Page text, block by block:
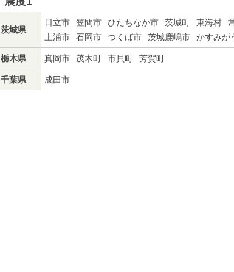
茨城県
日立市 笠間市 ひたちなか市 茨城町 東海村
土浦市
石岡市 つくば市 茨城鹿嶋市 かすみが
栃木県 真岡市 茂木町 市貝町 芳賀町
千葉県 成田市